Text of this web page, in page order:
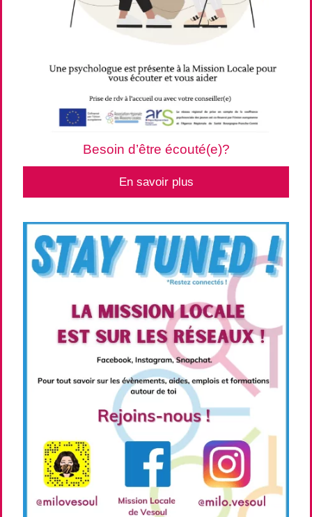
Besoin d’être écouté(e)?
En savoir plus